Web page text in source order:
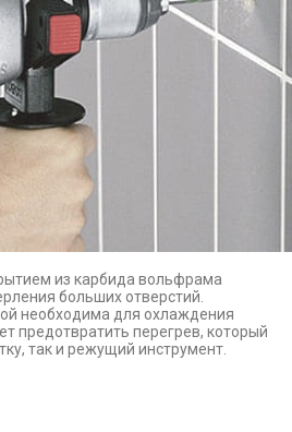
из карбида вольфрама
больших отверстий.
необходима для охлаждения
предотвратить перегрев, который
так и режущий инструмент.